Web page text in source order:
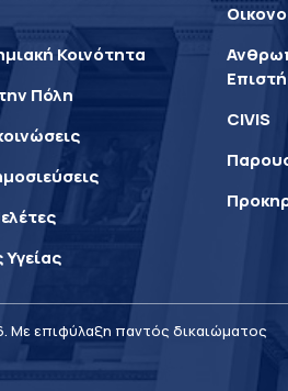
Κοινότητα
Πόλη
CIVIS
Με επιφύλαξη παντός δικαιώματος